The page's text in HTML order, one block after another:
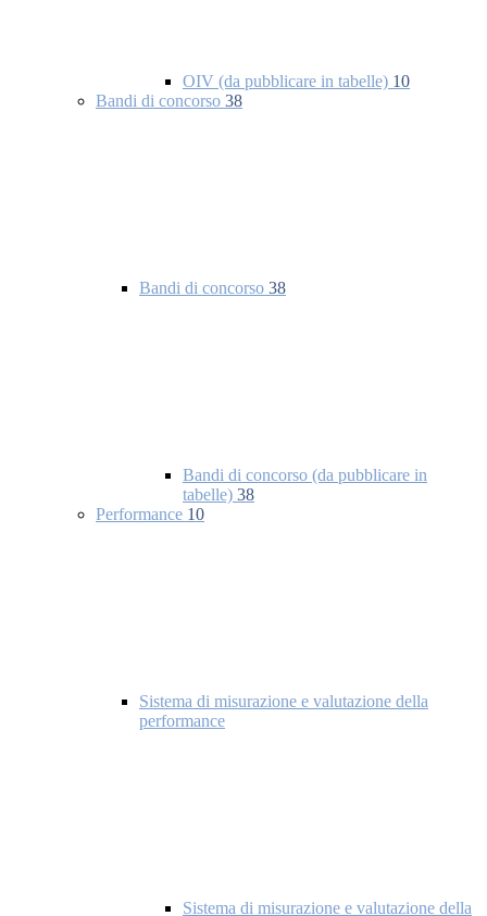
OIV (da pubblicare in tabelle) 10
Bandi di concorso 38
Bandi di concorso 38
Bandi di concorso (da pubblicare in
tabelle) 38
Performance 10
Sistema di misurazione e valutazione della
performance
Sistema di misurazione e valutazione della